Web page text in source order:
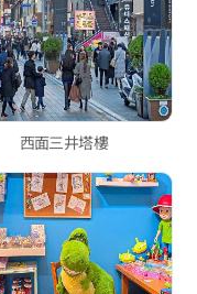
西面三井塔樓